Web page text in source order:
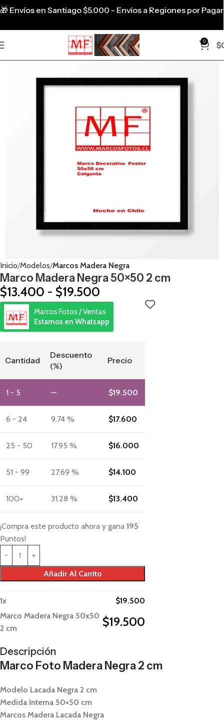
0 $
Inicio Modelos Marcos Madera Negra
Marco Madera Negra 50×50 2 cm
$13.400 - $19.500
Marcos Fotos / Ventas
Estamos en Whatsapp
Cantidad
Descuento
(%)
Precio
1 - 5 — $19.500
6 - 24 9.74 % $17.600
25 - 50 17.95 % $16.000
51 - 99 27.69 % $14.100
100+ 31.28 % $13.400
¡Compra este producto ahora y gana 195
Puntos!
Añadir Al Carrito
1x $19.500
Marco Madera Negra 50x50
2 cm
$19.500
Descripción
Marco Foto Madera Negra 2 cm
Modelo Lacada Negra 2 cm
Medida Interna 50×50 cm
Marcos Madera Lacada Negra
🎁 Envíos en Santiago $5.000 - Envíos a Regiones por Pagar